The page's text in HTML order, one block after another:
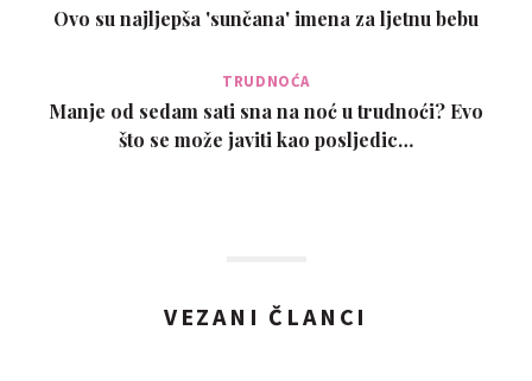
Ovo su najljepša 'sunčana' imena za ljetnu bebu
TRUDNOĆA
Manje od sedam sati sna na noć u trudnoći? Evo
što se može javiti kao posljedic…
VEZANI ČLANCI